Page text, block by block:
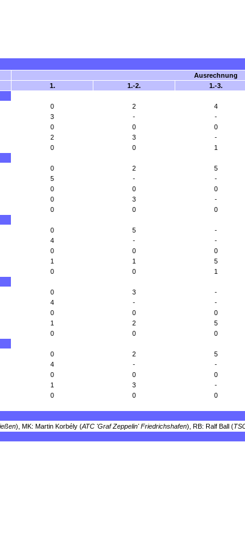
Ausrechnung
1. 1.-2. 1.-3.
0 2 4
3 - -
0 0 0
2 3 -
0 0 1
0 2 5
5 - -
0 0 0
0 3 -
0 0 0
0 5 -
4 - -
0 0 0
1 1 5
0 0 1
0 3 -
4 - -
0 0 0
1 2 5
0 0 0
0 2 5
4 - -
0 0 0
1 3 -
0 0 0
), MK: Martin Korbély (ATC 'Graf Zeppelin' Friedrichshafen), RB: Ralf Ball (